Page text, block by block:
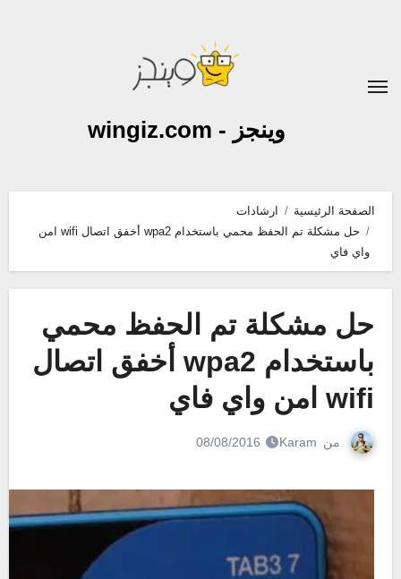
وينجز - wingiz.com
الصفحة الرئيسية
ارشادات
حل مشكلة تم الحفظ محمي باستخدام wpa2 أخفق اتصال wifi امن
واي فاي
حل مشكلة تم الحفظ محمي
باستخدام wpa2 أخفق اتصال
wifi امن واي فاي
من Karam
08/08/2016